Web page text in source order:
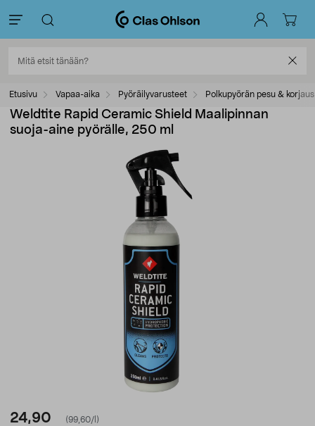
Etusivu Vapaa-aika Pyöräilyvarusteet Polkupyörän pesu & korjaus
Weldtite Rapid Ceramic Shield Maalipinnan
suoja-aine pyörälle, 250 ml
24,90
(99,60/l)